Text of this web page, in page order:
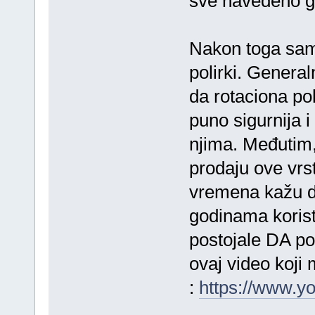
Nakon toga
polirki.
da rotaciona
puno sigurnija
njima.
prodaju ove
vremena kažu
godinama
postojale DA
ovaj video koji
: https://